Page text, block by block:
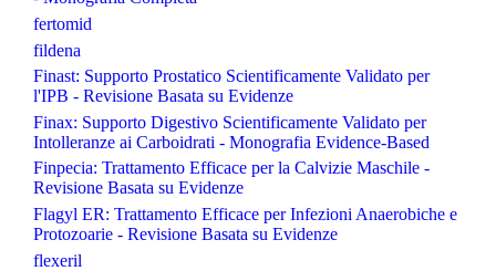
fertomid
fildena
Finast: Supporto Prostatico Scientificamente Validato per
l'IPB - Revisione Basata su Evidenze
Finax: Supporto Digestivo Scientificamente Validato per
Intolleranze ai Carboidrati - Monografia Evidence-Based
Finpecia: Trattamento Efficace per la Calvizie Maschile -
Revisione Basata su Evidenze
Flagyl ER: Trattamento Efficace per Infezioni Anaerobiche e
Protozoarie - Revisione Basata su Evidenze
flexeril